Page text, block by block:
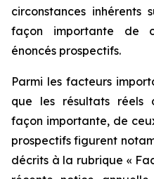
circonstances inhérents
façon importante de
énoncés prospectifs.
Parmi les facteurs
que les résultats réels
façon importante, de
prospectifs figurent
décrits à la rubrique «